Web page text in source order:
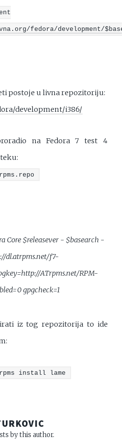
fedora/development/
postoje u livna repozitoriju:
development/i386/
na Fedora 7 test 4
Core $releasever - $basearch -
dl.atrpms.net/f7-
ATrpms.net/RPM-
gpgcheck=1
iz tog repozitorija to ide
install lame
by this author.